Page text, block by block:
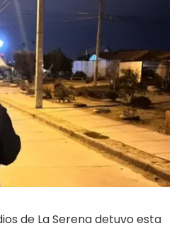
de La Serena detuvo esta